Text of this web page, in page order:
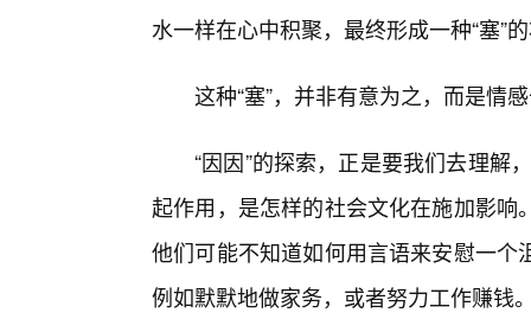
水一样在心中积聚，最终形成一种“塞”
这种“塞”，并非有意为之，而是情
“因因”的探索，正是要我们去理解
起作用，是怎样的社会文化在施加影
他们可能不知道如何用言语来安慰一
例如默默地做家务，或者努力工作赚钱